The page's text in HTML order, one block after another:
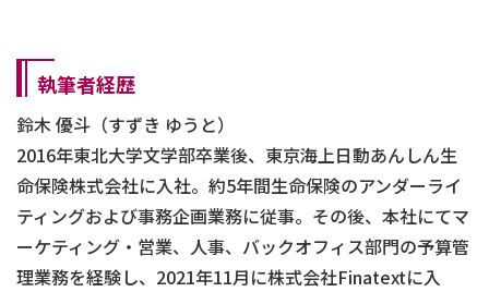
執筆者経歴
鈴木 優斗（すずき ゆうと）
2016年東北大学文学部卒業後、東京海上日動あんしん生
命保険株式会社に入社。約5年間生命保険のアンダーライ
ティングおよび事務企画業務に従事。その後、本社にてマ
ーケティング・営業、人事、バックオフィス部門の予算管
理業務を経験し、2021年11月に株式会社Finatextに入